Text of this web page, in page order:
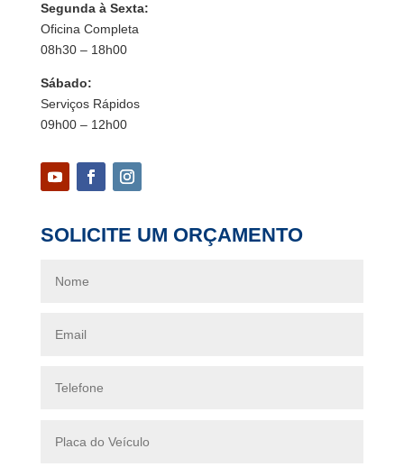
Segunda à Sexta:
Oficina Completa
08h30 – 18h00
Sábado:
Serviços Rápidos
09h00 – 12h00
SOLICITE UM ORÇAMENTO